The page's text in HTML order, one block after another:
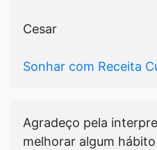
Cesar
Sonhar com Receita
Agradeço pela
melhorar algum